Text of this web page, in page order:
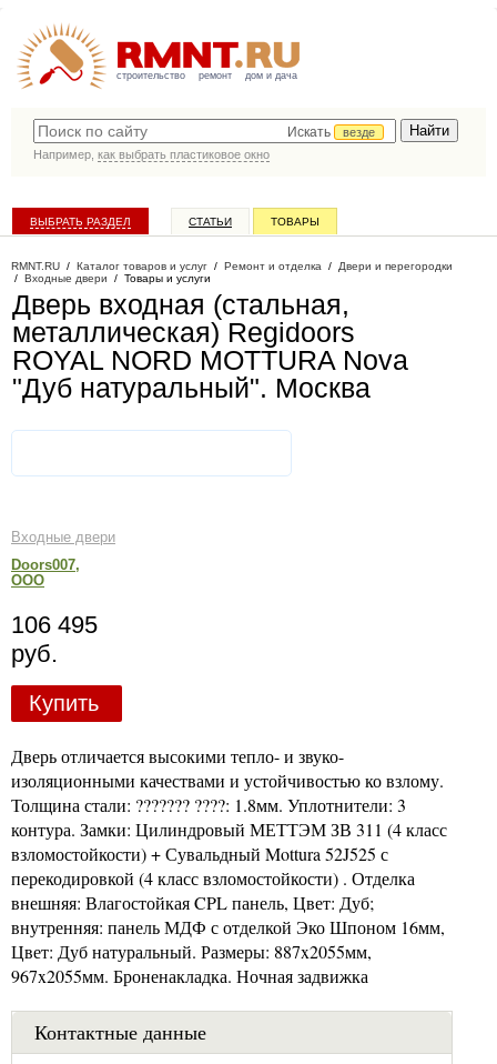
строительство ремонт дом и дача
Искать
везде
Например, как выбрать пластиковое окно
ВЫБРАТЬ РАЗДЕЛ СТАТЬИ ТОВАРЫ
RMNT.RU / Каталог товаров и услуг / Ремонт и отделка / Двери и перегородки
/ Входные двери / Товары и услуги
Дверь входная (стальная,
металлическая) Regidoors
ROYAL NORD MOTTURA Nova
"Дуб натуральный". Москва
Входные двери
Doors007,
ООО
106 495
руб.
Купить
Дверь отличается высокими тепло- и звуко-
изоляционными качествами и устойчивостью ко взлому.
Толщина стали: ??????? ????: 1.8мм. Уплотнители: 3
контура. Замки: Цилиндровый МЕТТЭМ ЗВ 311 (4 класс
взломостойкости) + Сувальдный Mottura 52J525 с
перекодировкой (4 класс взломостойкости) . Отделка
внешняя: Влагостойкая CPL панель, Цвет: Дуб;
внутренняя: панель МДФ с отделкой Эко Шпоном 16мм,
Цвет: Дуб натуральный. Размеры: 887x2055мм,
967x2055мм. Броненакладка. Ночная задвижка
Контактные данные